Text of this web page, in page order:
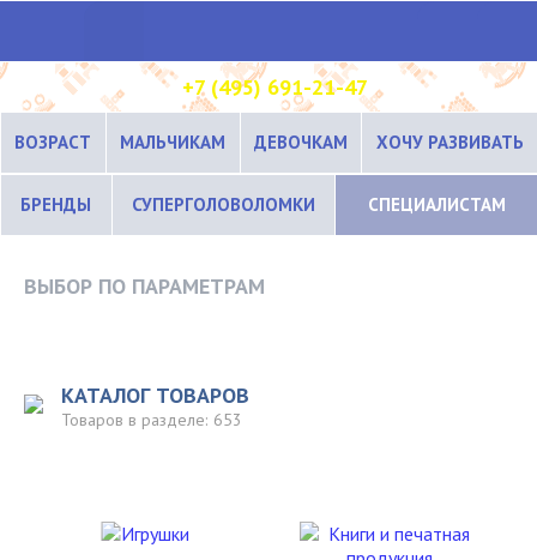
+7 (495) 691-21-47
ВОЗРАСТ МАЛЬЧИКАМ ДЕВОЧКАМ ХОЧУ РАЗВИВАТЬ
БРЕНДЫ СУПЕРГОЛОВОЛОМКИ СПЕЦИАЛИСТАМ
ВЫБОР ПО ПАРАМЕТРАМ
КАТАЛОГ ТОВАРОВ
Товаров в разделе: 653